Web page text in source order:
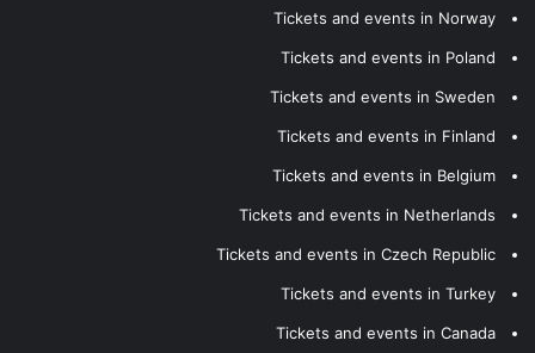
Tickets and events in Norway
Tickets and events in Poland
Tickets and events in Sweden
Tickets and events in Finland
Tickets and events in Belgium
Tickets and events in Netherlands
Tickets and events in Czech Republic
Tickets and events in Turkey
Tickets and events in Canada